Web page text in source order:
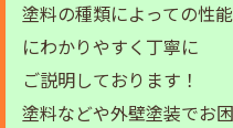
塗料の種類によっての性
にわかりやすく丁寧に
ご説明しております！
塗料などや外壁塗装でお